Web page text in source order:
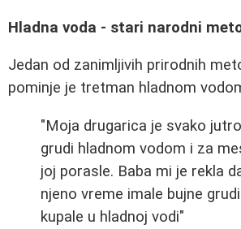
Hladna voda - stari narodni
Jedan od zanimljivih prirodnih
pominje je tretman hladnom
"Moja drugarica je svako
grudi hladnom vodom i za
joj porasle. Baba mi je rekla
njeno vreme imale bujne
kupale u hladnoj vodi"